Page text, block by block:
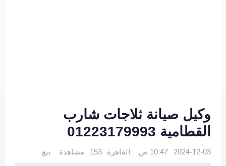
وكيل صيانة ثلاجات شارب
القطامية 01223179993
2024-12-03 10:47 ص القاهرة 153 مشاهدة بيع